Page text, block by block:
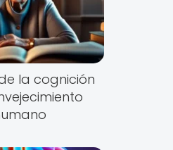
la cognición